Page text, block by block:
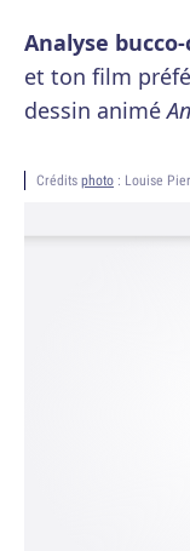
Analyse
et ton film
dessin animé
Crédits photo : Louise